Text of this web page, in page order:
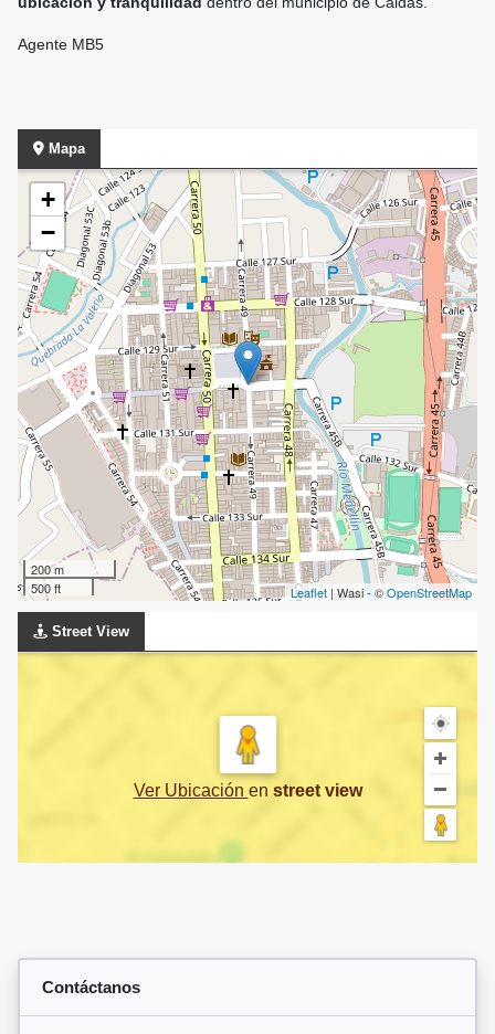
Agente MB5
Mapa
+
−
200 m
500 ft
Leaflet | Wasi - ©OpenStreetMap
Street View
Ver Ubicación en street view
Contáctanos